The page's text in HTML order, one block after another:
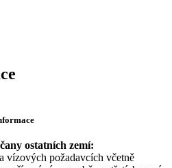
ostatních zemí:
vízových požadavcích včetně